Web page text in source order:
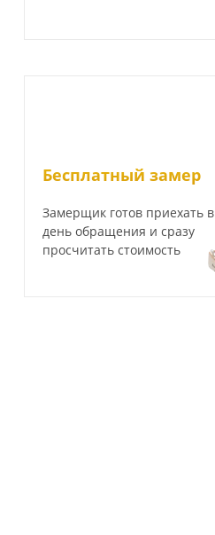
Бесплатный замер
Замерщик готов приехать в
день обращения и сразу
просчитать стоимость